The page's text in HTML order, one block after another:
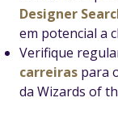
Designer
em potencial a
Verifique
carreiras para
da Wizards of